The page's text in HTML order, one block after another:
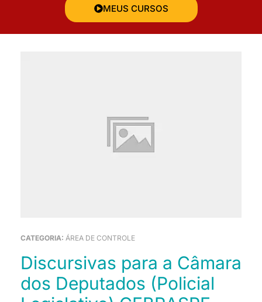
MEUS CURSOS
CATEGORIA: ÁREA DE CONTROLE
Discursivas para a Câmara
dos Deputados (Policial